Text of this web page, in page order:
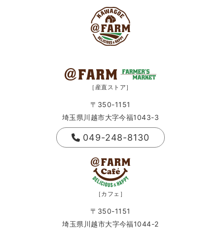
［産直ストア］
〒350-1151
埼玉県川越市大字今福1043-3
049-248-8130
［カフェ］
〒350-1151
埼玉県川越市大字今福1044-2